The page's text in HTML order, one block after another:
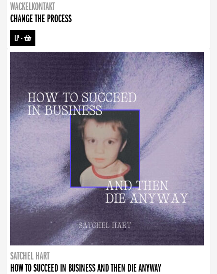
WACKELKONTAKT
CHANGE THE PROCESS
LP-
SATCHEL HART
HOW TO SUCCEED IN BUSINESS AND THEN DIE ANYWAY